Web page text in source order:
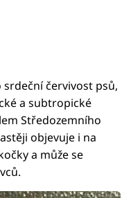
srdeční červivost psů,
a subtropické
Středozemního
objevuje i na
a může se